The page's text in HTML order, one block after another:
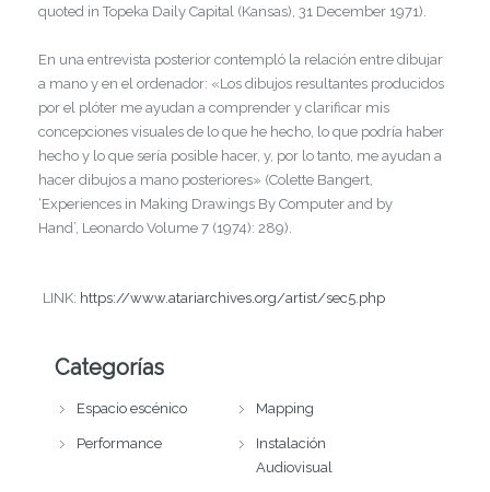
quoted in Topeka Daily Capital (Kansas), 31 December 1971).
En una entrevista posterior contempló la relación entre dibujar
a mano y en el ordenador: «Los dibujos resultantes producidos
por el plóter me ayudan a comprender y clarificar mis
concepciones visuales de lo que he hecho, lo que podría haber
hecho y lo que sería posible hacer, y, por lo tanto, me ayudan a
hacer dibujos a mano posteriores» (Colette Bangert,
‘Experiences in Making Drawings By Computer and by
Hand’, Leonardo Volume 7 (1974): 289).
LINK: https://www.atariarchives.org/artist/sec5.php
Categorías
Espacio escénico Mapping
Performance
Instalación
Audiovisual